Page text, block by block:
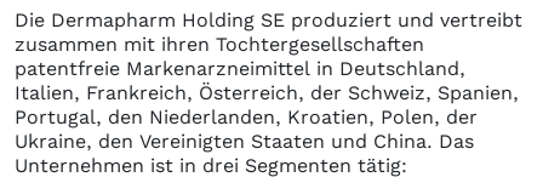
Die Dermapharm Holding SE produziert und vertreibt
zusammen mit ihren Tochtergesellschaften
patentfreie Markenarzneimittel in Deutschland,
Italien, Frankreich, Österreich, der Schweiz, Spanien,
Portugal, den Niederlanden, Kroatien, Polen, der
Ukraine, den Vereinigten Staaten und China. Das
Unternehmen ist in drei Segmenten tätig: